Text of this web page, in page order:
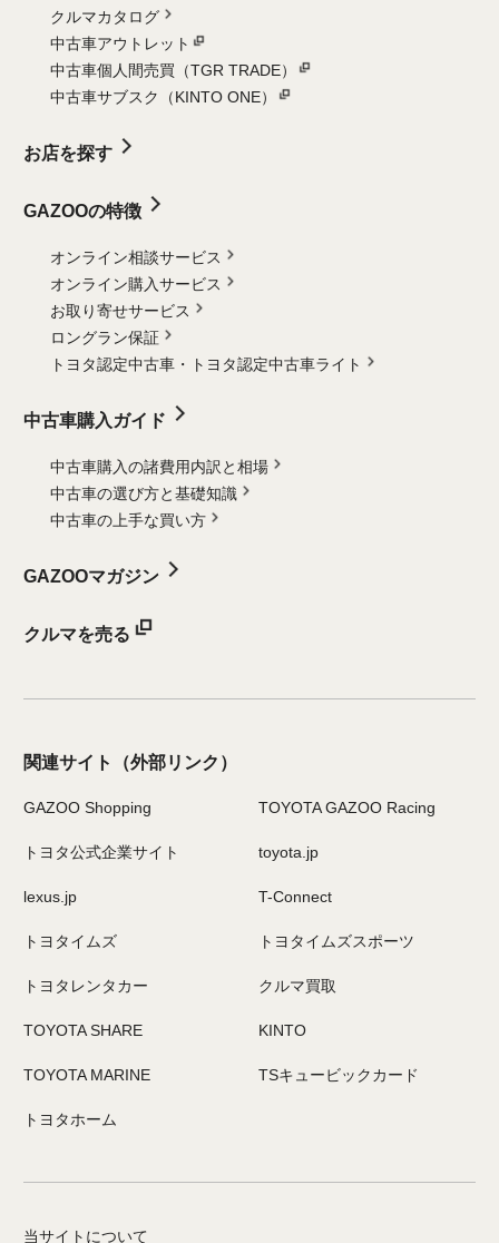
クルマカタログ
中古車アウトレット
中古車個人間売買（TGR TRADE）
中古車サブスク（KINTO ONE）
お店を探す
GAZOOの特徴
オンライン相談サービス
オンライン購入サービス
お取り寄せサービス
ロングラン保証
トヨタ認定中古車・
トヨタ認定中古車ライト
中古車購入ガイド
中古車購入の諸費用内訳と相場
中古車の選び方と基礎知識
中古車の上手な買い方
GAZOOマガジン
クルマを売る
関連サイト （外部リンク）
GAZOO Shopping TOYOTA GAZOO Racing
トヨタ公式企業サイト toyota.jp
lexus.jp T-Connect
トヨタイムズ トヨタイムズスポーツ
トヨタレンタカー クルマ買取
TOYOTA SHARE KINTO
TOYOTA MARINE TSキュービックカード
トヨタホーム
当サイトについて